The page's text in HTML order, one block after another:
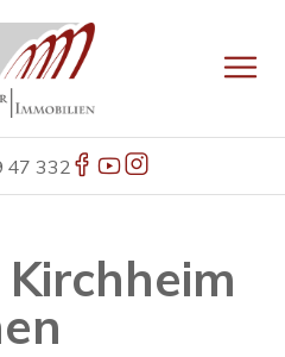
47 332